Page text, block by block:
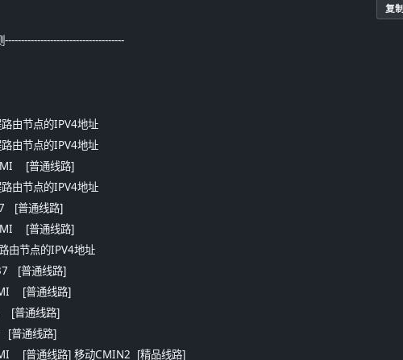
由节点的IPV4地址
由节点的IPV4地址
[普通线路]
由节点的IPV4地址
[普通线路]
[普通线路]
由节点的IPV4地址
[普通线路]
[普通线路]
[普通线路]
[普通线路]
[普通线路] 移动CMIN2  [精品线路]
复